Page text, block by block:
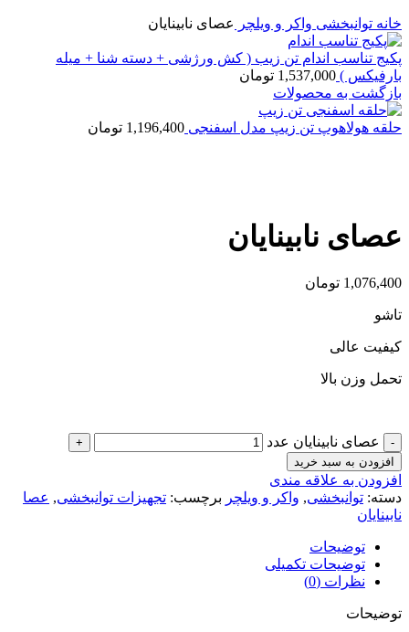
خانه توانبخشی واکر و ویلچر عصای نابینایان
پکیج تناسب اندام تن زیب ( کش ورژشی + دسته شنا + میله
بارفیکس ) 1,537,000 تومان
بازگشت به محصولات
حلقه هولاهوپ تن زیپ مدل اسفنجی 1,196,400 تومان
عصای نابینایان
1,076,400 تومان
تاشو
کیفیت عالی
تحمل وزن بالا
عصای نابینایان عدد
افزودن به سبد خرید
افزودن به علاقه مندی
دسته: توانبخشی, واکر و ویلچر برچسب: تجهیزات توانبخشی, عصا
نابینایان
توضیحات
توضیحات تکمیلی
نظرات (0)
توضیحات